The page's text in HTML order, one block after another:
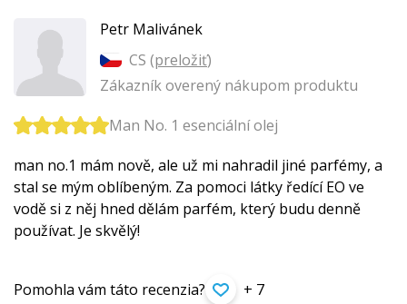
Petr Malivánek
CS (preložiť)
Zákazník overený nákupom produktu
Man No. 1 esenciální olej
man no.1 mám nově, ale už mi nahradil jiné parfémy, a
stal se mým oblíbeným. Za pomoci látky ředící EO ve
vodě si z něj hned dělám parfém, který budu denně
používat. Je skvělý!
Pomohla vám táto recenzia? + 7